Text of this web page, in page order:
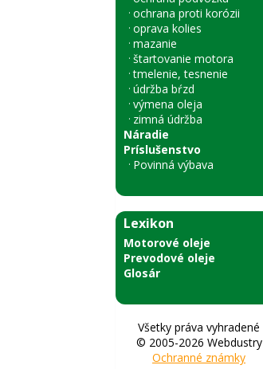
ochrana proti korózii
oprava kolies
mazanie
štartovanie motora
tmelenie, tesnenie
údržba bŕzd
výmena oleja
zimná údržba
Náradie
Príslušenstvo
Povinná výbava
Lexikon
Motorové oleje
Prevodové oleje
Glosár
Všetky práva vyhradené
© 2005-2026 Webdustry
Ochranné známky